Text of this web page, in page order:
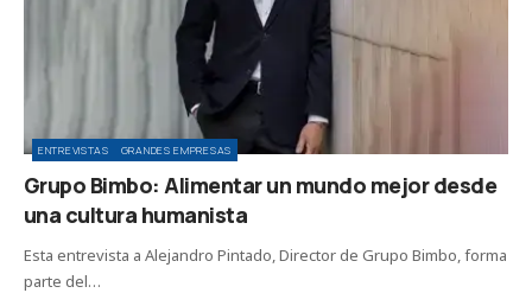
ENTREVISTAS GRANDES EMPRESAS
Grupo Bimbo: Alimentar un mundo mejor desde
una cultura humanista
Esta entrevista a Alejandro Pintado, Director de Grupo Bimbo, forma
parte del…